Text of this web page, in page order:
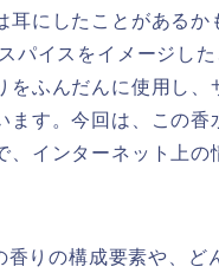
にしたことがあるか
パイスをイメージし
ふんだんに使用し、
す。今回は、この香
インターネット上の
りの構成要素や、ど